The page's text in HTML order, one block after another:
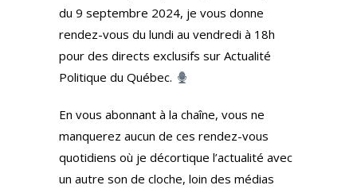
du 9 septembre 2024, je vous donne
rendez-vous du lundi au vendredi à 18h
pour des directs exclusifs sur Actualité
Politique du Québec.
En vous abonnant à la chaîne, vous ne
manquerez aucun de ces rendez-vous
quotidiens où je décortique l’actualité avec
un autre son de cloche, loin des médias